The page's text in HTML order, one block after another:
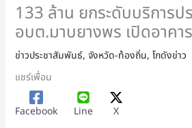
133 ล้าน ยกระดับบริการป
อบต.มาบยางพร เปิดอาคา
ข่าวประชาสัมพันธ์, จังหวัด-ท้องถิ่น, โกดังข่าว
แชร์เพื่อน
Facebook Line
X